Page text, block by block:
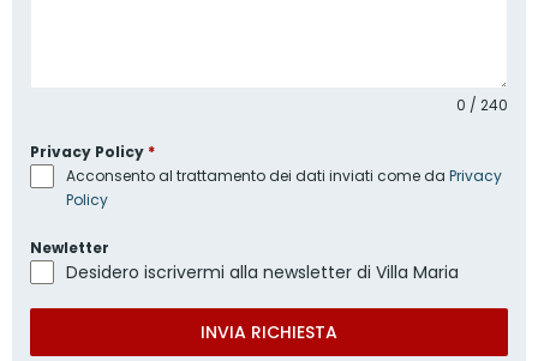
0 / 240
Privacy Policy *
Acconsento al trattamento dei dati inviati come da Privacy
Policy
Newletter
Desidero iscrivermi alla newsletter di Villa Maria
INVIA RICHIESTA